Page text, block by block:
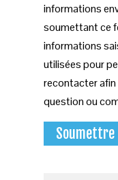
informations
soumettant ce
informations
utilisées pour
recontacter afin
question ou